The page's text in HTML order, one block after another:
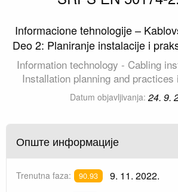
Informacione tehnologije –
Deo 2: Planiranje instalacije i
Information technology - Cabling
Installation planning and practices
Datum objavljivanja: 24. 9.
Опште информације
Trenutna faza: 90.93 9. 11. 2022.